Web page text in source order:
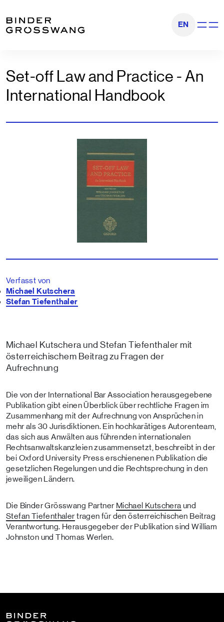
EN
Set-off Law and Practice - An
International Handbook
Verfasst von
Michael Kutschera
Stefan Tiefenthaler
Michael Kutschera und Stefan Tiefenthaler mit
österreichischem Beitrag zu Fragen der
Aufrechnung
Die von der International Bar Association herausgegebene
Publikation gibt einen Überblick über rechtliche Fragen im
Zusammenhang mit der Aufrechnung von Ansprüchen in
mehr als 30 Jurisdiktionen. Ein hochkarätiges Autorenteam,
das sich aus Anwälten aus führenden internationalen
Rechtsanwaltskanzleien zusammensetzt, beschreibt in der
bei Oxford University Press erschienenen Publikation die
gesetzlichen Regelungen und die Rechtsprechung in den
jeweiligen Ländern.
Die Binder Grösswang Partner Michael Kutschera und
Stefan Tiefenthalertragen für den österreichischen Beitrag
Verantwortung. Herausgegeber der Publikation sind William
Johnston und Thomas Werlen.